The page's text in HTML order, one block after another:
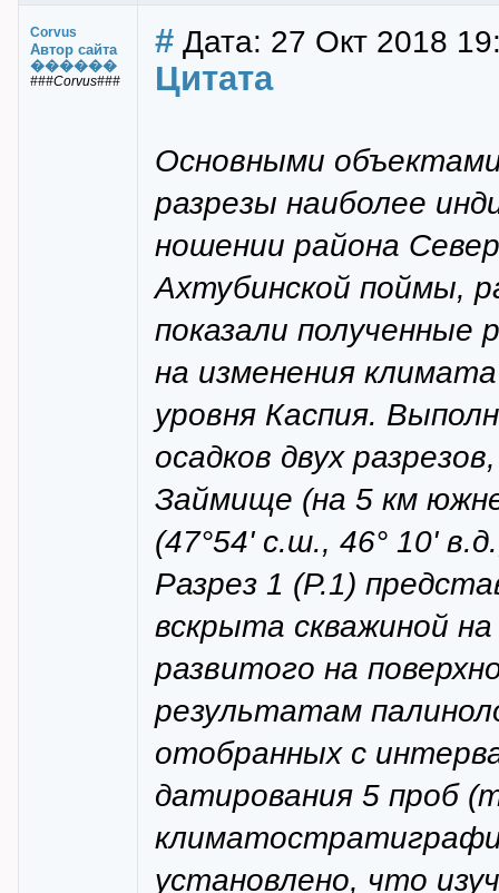
Corvus
Автор сайта
������
###Corvus###
# Дата: 27 Окт 2018
Цитата
Основными
разрезы наиболее
ношении района
Ахтубинской поймы,
показали полученные
на изменения
уровня Каспия.
осадков двух
Займище (на 5 км
(47°54' с.ш., 46° 10'
Разрез 1 (Р.1)
вскрыта скважиной
развитого на
результатам
отобранных с
датирования 5 проб
установлено, что